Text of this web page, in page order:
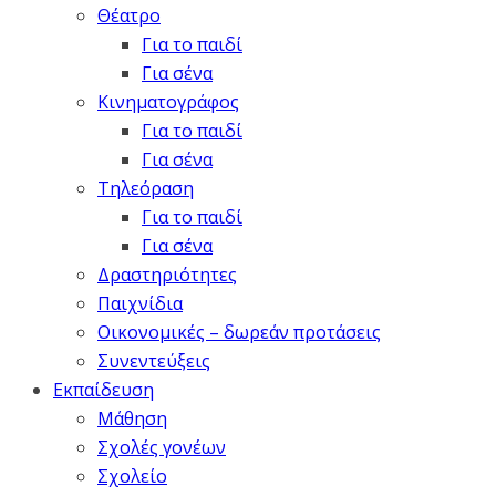
Θέατρο
Για το παιδί
Για σένα
Κινηματογράφος
Για το παιδί
Για σένα
Τηλεόραση
Για το παιδί
Για σένα
Δραστηριότητες
Παιχνίδια
Οικονομικές – δωρεάν προτάσεις
Συνεντεύξεις
Εκπαίδευση
Μάθηση
Σχολές γονέων
Σχολείο